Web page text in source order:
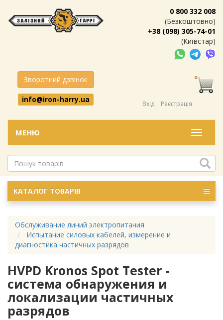
0 800 332 008
(Безкоштовно)
+38 (098) 305-74-01
(Київстар)
Зворотний дзвінок
info@iron-harry.ua
Вхід Реєстрація
Меню
МЕНЮ
КАТАЛОГ ТОВАРІВ
Обслуживание линий электропитания
Испытание силовых кабелей, измерение и
диагностика частичных разрядов
HVPD Kronos Spot Tester -
система обнаружения и
локализации частичных
разрядов